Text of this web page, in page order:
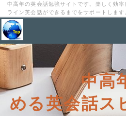
中高年の英会話勉強サイトです。楽しく効
ライン英会話ができるまでをサポートします
中高年
める英会話ス